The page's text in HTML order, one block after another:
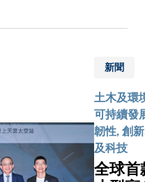
相機」項
包括科大
木及環境
程學系講
教授蘇慧
授、土木
環境工程
系系主任
講座教授
天任務圓
成功，均
到無比激
與自豪。
年來，科
科研團隊
極及深度
別行政區
盈博士獲
為乘組成
員，參與
家太空站
務。香港
新聞
土木及環
可持續發
韌性, 創
及科技
全球首